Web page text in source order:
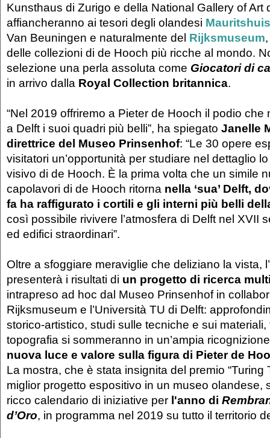
Kunsthaus di Zurigo e della National Gallery of Art
affiancheranno ai tesori degli olandesi Mauritshuis
Van Beuningen e naturalmente del Rijksmuseum
delle collezioni di de Hooch più ricche al mondo.
selezione una perla assoluta come Giocatori di
in arrivo dalla Royal Collection britannica.
“Nel 2019 offriremo a Pieter de Hooch il podio che
a Delft i suoi quadri più belli”, ha spiegato Janelle
direttrice del Museo Prinsenhof: “Le 30 opere
visitatori un’opportunità per studiare nel dettaglio
visivo di de Hooch. È la prima volta che un simile
capolavori di de Hooch ritorna nella ‘sua’ Delft,
fa ha raffigurato i cortili e gli interni più belli
così possibile rivivere l’atmosfera di Delft nel XVII
ed edifici straordinari”.
Oltre a sfoggiare meraviglie che deliziano la vista,
presenterà i risultati di un progetto di ricerca
intrapreso ad hoc dal Museo Prinsenhof in
Rijksmuseum e l’Università TU di Delft:
storico-artistico, studi sulle tecniche e sui
topografia si sommeranno in un’ampia
nuova luce e valore sulla figura di Pieter de
La mostra, che è stata insignita del premio “Turing
miglior progetto espositivo in un museo olandese,
ricco calendario di iniziative per l'anno di
d’Oro, in programma nel 2019 su tutto il territorio